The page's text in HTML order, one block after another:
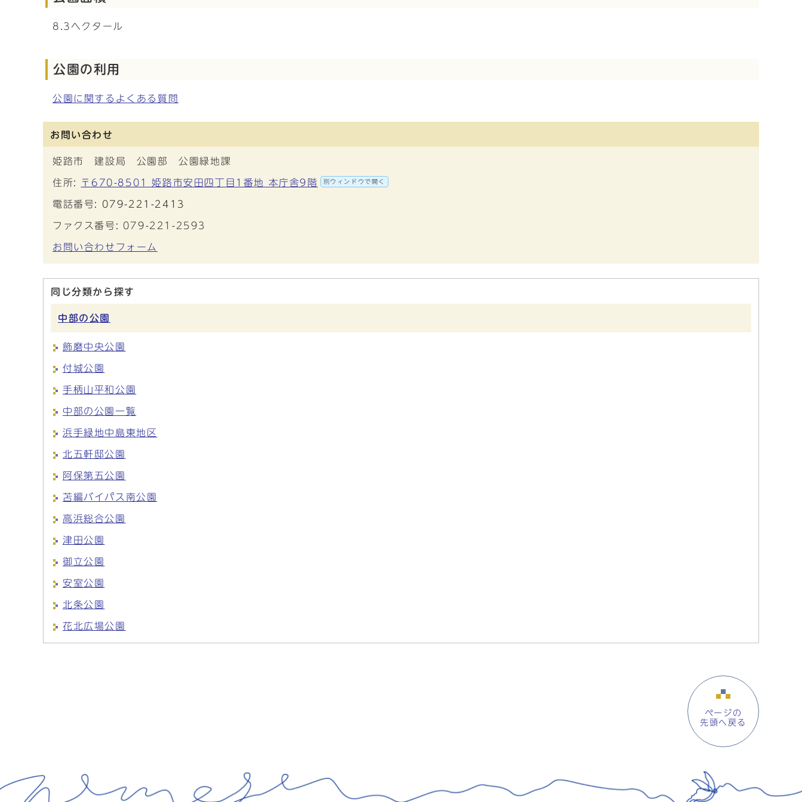
8.3ヘクタール
公園の利用
公園に関するよくある質問
お問い合わせ
姫路市 建設局 公園部 公園緑地課
住所: 〒670-8501 姫路市安田四丁目1番地 本庁舎9階 別ウィンドウで開く
電話番号: 079-221-2413
ファクス番号: 079-221-2593
お問い合わせフォーム
同じ分類から探す
中部の公園
飾磨中央公園
付城公園
手柄山平和公園
中部の公園一覧
浜手緑地中島東地区
北五軒邸公園
阿保第五公園
苫編バイパス南公園
高浜総合公園
津田公園
御立公園
安室公園
北条公園
花北広場公園
ページの
先頭へ戻る